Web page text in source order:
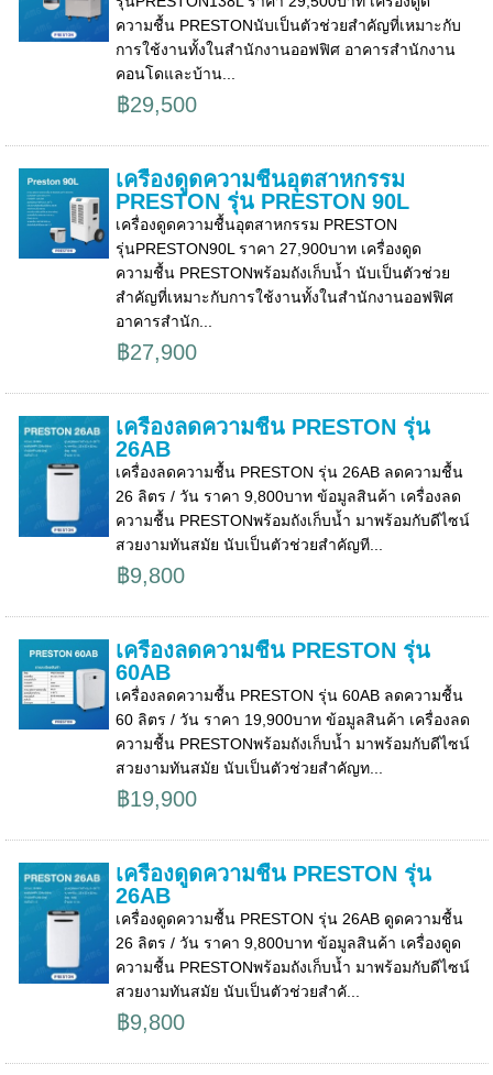
ความชื้น PRESTONนับเป็นตัวช่วยสำคัญที่เหมาะกับ
การใช้งานทั้งในสำนักงานออฟฟิศ อาคารสำนักงาน
คอนโดและบ้าน...
฿29,500
เครื่องดูดความชื้นอุตสาหกรรม
PRESTON รุ่น PRESTON 90L
เครื่องดูดความชื้นอุตสาหกรรม PRESTON
รุ่นPRESTON90L ราคา 27,900บาท เครื่องดูด
ความชื้น PRESTONพร้อมถังเก็บน้ำ นับเป็นตัวช่วย
สำคัญที่เหมาะกับการใช้งานทั้งในสำนักงานออฟฟิศ
อาคารสำนัก...
฿27,900
เครื่องลดความชื้น PRESTON รุ่น
26AB
เครื่องลดความชื้น PRESTON รุ่น 26AB ลดความชื้น
26 ลิตร / วัน ราคา 9,800บาท ข้อมูลสินค้า เครื่องลด
ความชื้น PRESTONพร้อมถังเก็บน้ำ มาพร้อมกับดีไซน์
สวยงามทันสมัย นับเป็นตัวช่วยสำคัญที...
฿9,800
เครื่องลดความชื้น PRESTON รุ่น
60AB
เครื่องลดความชื้น PRESTON รุ่น 60AB ลดความชื้น
60 ลิตร / วัน ราคา 19,900บาท ข้อมูลสินค้า เครื่องลด
ความชื้น PRESTONพร้อมถังเก็บน้ำ มาพร้อมกับดีไซน์
สวยงามทันสมัย นับเป็นตัวช่วยสำคัญท...
฿19,900
เครื่องดูดความชื้น PRESTON รุ่น
26AB
เครื่องดูดความชื้น PRESTON รุ่น 26AB ดูดความชื้น
26 ลิตร / วัน ราคา 9,800บาท ข้อมูลสินค้า เครื่องดูด
ความชื้น PRESTONพร้อมถังเก็บน้ำ มาพร้อมกับดีไซน์
สวยงามทันสมัย นับเป็นตัวช่วยสำคั...
฿9,800